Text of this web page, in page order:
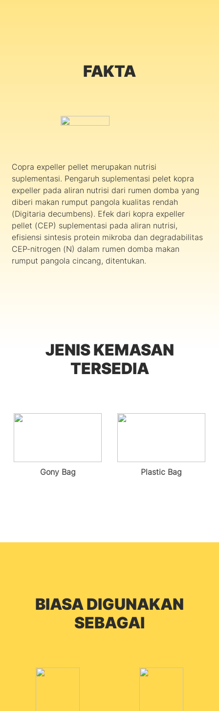
FAKTA
Copra expeller pellet merupakan nutrisi
suplementasi. Pengaruh suplementasi pelet kopra
expeller pada aliran nutrisi dari rumen domba yang
diberi makan rumput pangola kualitas rendah
(Digitaria decumbens). Efek dari kopra expeller
pellet (CEP) suplementasi pada aliran nutrisi,
efisiensi sintesis protein mikroba dan degradabilitas
CEP-nitrogen (N) dalam rumen domba makan
rumput pangola cincang, ditentukan.
JENIS KEMASAN
TERSEDIA
Gony Bag Plastic Bag
BIASA DIGUNAKAN
SEBAGAI